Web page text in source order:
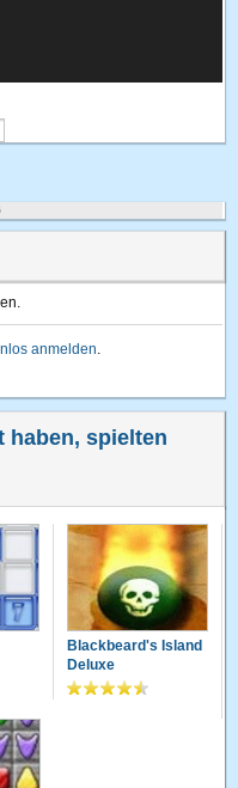
anmelden.
haben, spielten
Blackbeard's Island
Deluxe